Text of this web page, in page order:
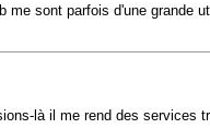
me sont parfois d'une
là il me rend des services